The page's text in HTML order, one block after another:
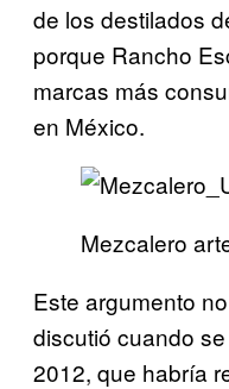
de los destilados
porque Rancho
marcas más
en México.
Mezcalero
Este argumento
discutió cuando
2012, que habría